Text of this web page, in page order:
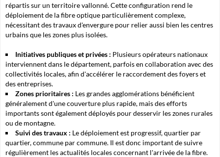
répartis sur un territoire vallonné. Cette configuration rend le
déploiement de la fibre optique particulièrement complexe,
nécessitant des travaux d'envergure pour relier aussi bien les centres
urbains que les zones plus isolées.
Initiatives publiques et privées : Plusieurs opérateurs nationaux
interviennent dans le département, parfois en collaboration avec des
collectivités locales, afin d'accélérer le raccordement des foyers et
des entreprises.
Zones prioritaires : Les grandes agglomérations bénéficient
généralement d'une couverture plus rapide, mais des efforts
importants sont également déployés pour desservir les zones rurales
ou de montagne.
Suivi des travaux : Le déploiement est progressif, quartier par
quartier, commune par commune. Il est donc important de suivre
régulièrement les actualités locales concernant l'arrivée de la fibre.